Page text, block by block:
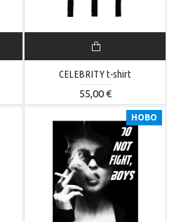
CELEBRITY t-shirt
55,00 €
НОВО